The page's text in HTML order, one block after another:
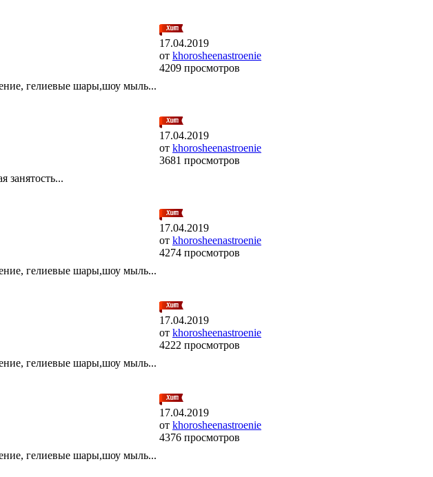
гелиевые шары,шоу мыль...
17.04.2019
от khorosheenastroenie
4209 просмотров
занятость...
17.04.2019
от khorosheenastroenie
3681 просмотров
гелиевые шары,шоу мыль...
17.04.2019
от khorosheenastroenie
4274 просмотров
гелиевые шары,шоу мыль...
17.04.2019
от khorosheenastroenie
4222 просмотров
гелиевые шары,шоу мыль...
17.04.2019
от khorosheenastroenie
4376 просмотров